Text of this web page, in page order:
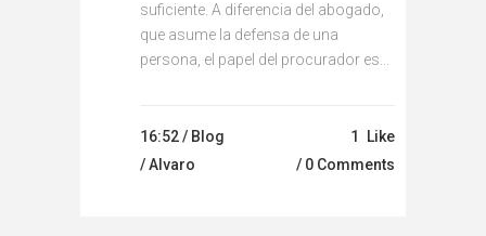
suficiente. A diferencia del abogado,
que asume la defensa de una
persona, el papel del procurador es...
16:52 / Blog
/ Alvaro
1
Like
0 Comments